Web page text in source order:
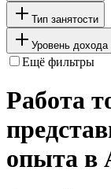
Тип занятости
Уровень дохода
Ещё фильтры
Работа
опыта в